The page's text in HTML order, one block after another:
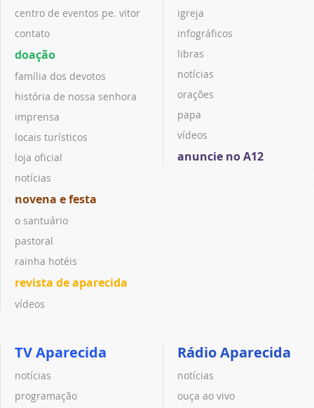
centro de eventos pe. vitor
contato
doação
família dos devotos
história de nossa senhora
imprensa
locais turísticos
loja oficial
notícias
novena e festa
o santuário
pastoral
rainha hotéis
revista de aparecida
vídeos
igreja
infográficos
libras
notícias
orações
papa
vídeos
anuncie no A12
TV Aparecida
notícias
programação
Rádio Aparecida
notícias
ouça ao vivo